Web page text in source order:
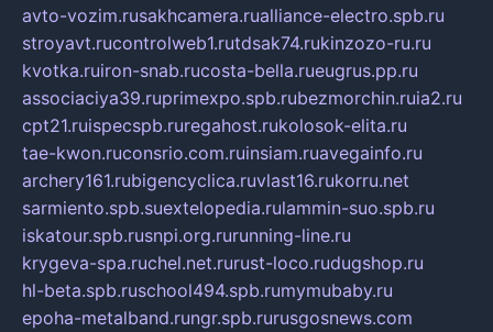
avto-vozim.rusakhcamera.rualliance-electro.spb.ru
stroyavt.rucontrolweb1.rutdsak74.rukinzozo-ru.ru
kvotka.ruiron-snab.rucosta-bella.rueugrus.pp.ru
associaciya39.ruprimexpo.spb.rubezmorchin.ruia2.ru
cpt21.ruispecspb.ruregahost.rukolosok-elita.ru
tae-kwon.ruconsrio.com.ruinsiam.ruavegainfo.ru
archery161.rubigencyclica.ruvlast16.rukorru.net
sarmiento.spb.suextelopedia.rulammin-suo.spb.ru
iskatour.spb.rusnpi.org.rurunning-line.ru
krygeva-spa.ruchel.net.rurust-loco.rudugshop.ru
hl-beta.spb.ruschool494.spb.rumymubaby.ru
epoha-metalband.rungr.spb.rurusgosnews.com